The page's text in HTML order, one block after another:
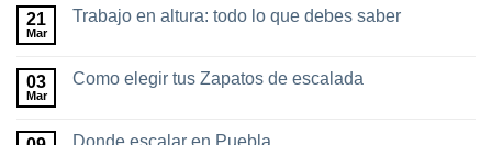
21
Mar
Trabajo en altura: todo lo que debes saber
en
todo
03
Mar
Como elegir tus Zapatos de escalada